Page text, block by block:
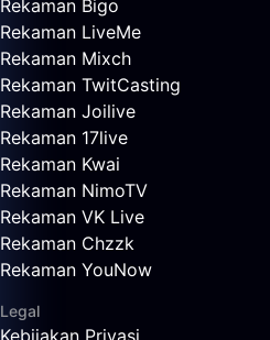
Rekaman Bigo
Rekaman LiveMe
Rekaman Mixch
Rekaman TwitCasting
Rekaman Joilive
Rekaman 17live
Rekaman Kwai
Rekaman NimoTV
Rekaman VK Live
Rekaman Chzzk
Rekaman YouNow
Legal